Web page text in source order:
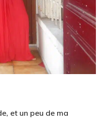
et un peu de ma